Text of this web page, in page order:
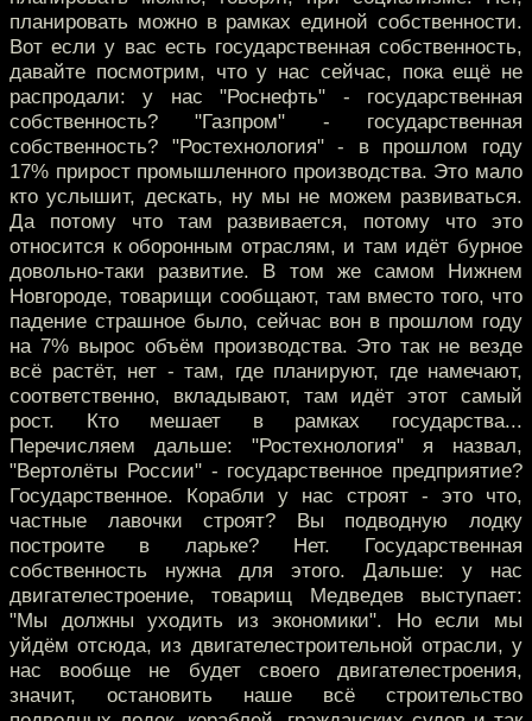
планировать можно в рамках единой собственности.
Вот если у вас есть государственная собственность,
давайте посмотрим, что у нас сейчас, пока ещё не
распродали: у нас "Роснефть" - государственная
собственность? "Газпром" - государственная
собственность? "Ростехнология" - в прошлом году
17% прирост промышленного производства. Это мало
кто услышит, дескать, ну мы не можем развиваться.
Да потому что там развивается, потому что это
относится к оборонным отраслям, и там идёт бурное
довольно-таки развитие. В том же самом Нижнем
Новгороде, товарищи сообщают, там вместо того, что
падение страшное было, сейчас вон в прошлом году
на 7% вырос объём производства. Это так не везде
всё растёт, нет - там, где планируют, где намечают,
соответственно, вкладывают, там идёт этот самый
рост. Кто мешает в рамках государства...
Перечисляем дальше: "Ростехнология" я назвал,
"Вертолёты России" - государственное предприятие?
Государственное. Корабли у нас строят - это что,
частные лавочки строят? Вы подводную лодку
построите в ларьке? Нет. Государственная
собственность нужна для этого. Дальше: у нас
двигателестроение, товарищ Медведев выступает:
"Мы должны уходить из экономики". Но если мы
уйдём отсюда, из двигателестроительной отрасли, у
нас вообще не будет своего двигателестроения,
значит, остановить наше всё строительство